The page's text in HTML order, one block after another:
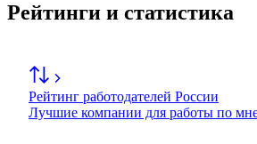
Рейтинги и статистика
Рейтинг работодателей России
Лучшие компании для работы по